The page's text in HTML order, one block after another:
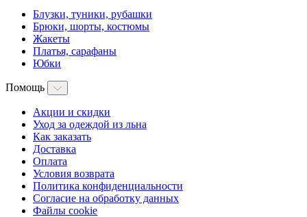
Блузки, туники, рубашки
Брюки, шорты, костюмы
Жакеты
Платья, сарафаны
Юбки
Помощь
Акции и скидки
Уход за одеждой из льна
Как заказать
Доставка
Оплата
Условия возврата
Политика конфиденциальности
Согласие на обработку данных
Файлы cookie